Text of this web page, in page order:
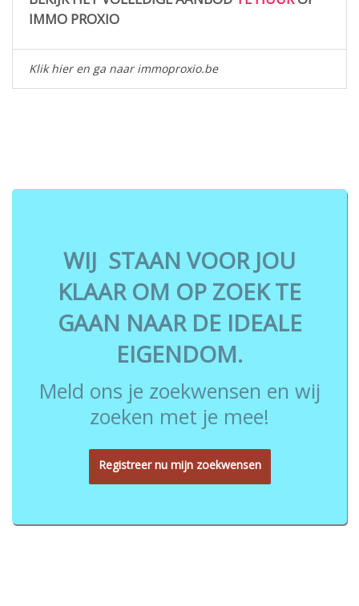
IMMO PROXIO
Klik hier en ga naar immoproxio.be
WIJ STAAN VOOR JOU
KLAAR OM OP ZOEK TE
GAAN NAAR DE IDEALE
EIGENDOM.
Meld ons je zoekwensen en wij
zoeken met je mee!
Registreer nu mijn zoekwensen